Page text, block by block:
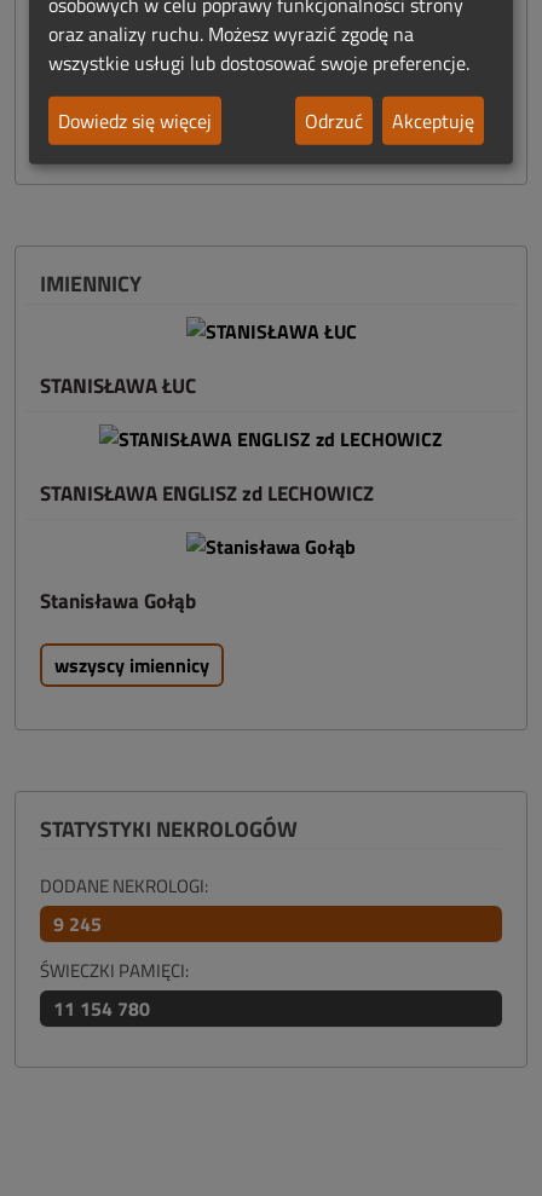
WARTO ZOBACZYĆ
IMIENNICY
STANISŁAWA ŁUC
STANISŁAWA ENGLISZ zd LECHOWICZ
Stanisława Gołąb
wszyscy imiennicy
STATYSTYKI NEKROLOGÓW
DODANE NEKROLOGI:
9 245
ŚWIECZKI PAMIĘCI:
11 154 780
oraz analizy ruchu. Możesz wyrazić zgodę na
wszystkie usługi lub dostosować swoje preferencje.
Dowiedz się więcej
Odrzuć Akceptuję